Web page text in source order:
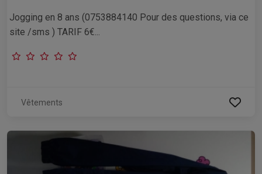
Jogging en 8 ans (0753884140 Pour des questions, via ce
site /sms ) TARIF 6€...
Vêtements